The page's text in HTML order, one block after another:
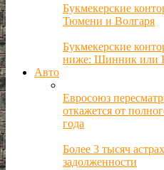
Букмекерские
Тюмени и Волгаря
Букмекерские
ниже: Шинник или
Авто
Евросоюз
откажется от
года
Более 3 тысяч
задолженности